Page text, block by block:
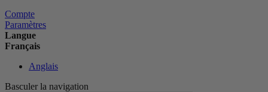
Compte
Paramètres
Langue
Français
Anglais
Basculer la navigation